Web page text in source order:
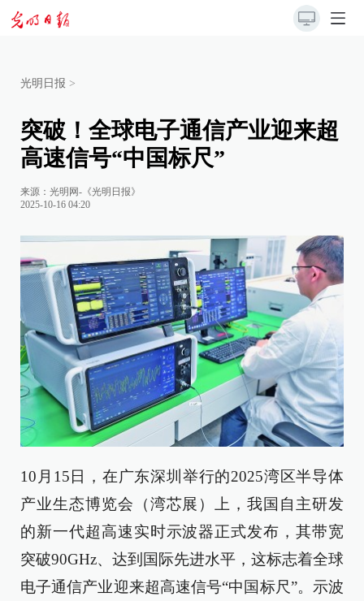
光明日报 >
突破！全球电子通信产业迎来超
高速信号“中国标尺”
来源： 光明网-《光明日报》
2025-10-16 04:20
10月15日，在广东深圳举行的2025湾区半导体
产业生态博览会（湾芯展）上，我国自主研发
的新一代超高速实时示波器正式发布，其带宽
突破90GHz、达到国际先进水平，这标志着全球
电子通信产业迎来超高速信号“中国标尺”。示波